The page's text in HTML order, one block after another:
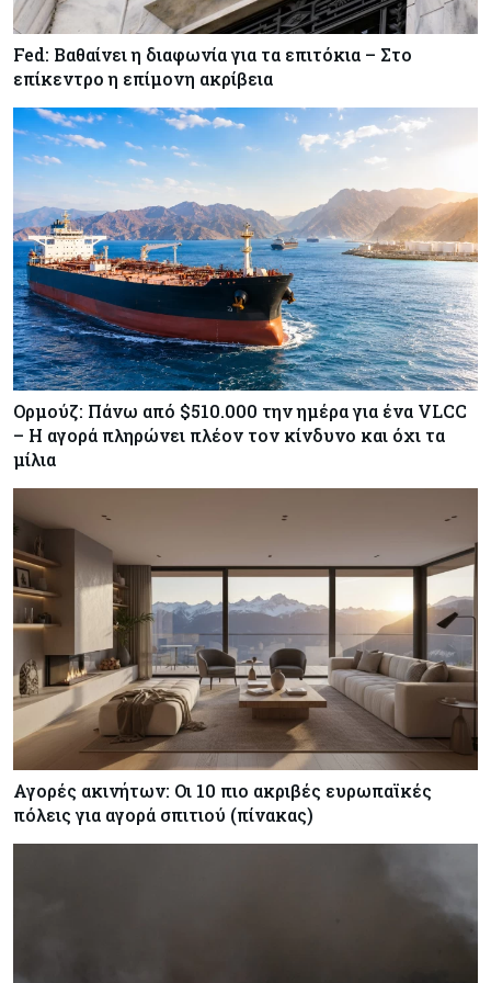
Κόσμος 07-08-2026
ΕΚΤ: Αιφνιδιάστηκε από την πώληση ευρώ από
τις ΗΠΑ
Κύπρος
Χορηγία €10.000 για υποτροφίες σε φοιτητές του
ΤΕΠΑΚ
Fed: Βαθαίνει η διαφωνία για τα επιτόκια – Στο
επίκεντρο η επίμονη ακρίβεια
Ορμούζ: Πάνω από $510.000 την ημέρα για ένα VLCC
– Η αγορά πληρώνει πλέον τον κίνδυνο και όχι τα
μίλια
Αγορές ακινήτων: Οι 10 πιο ακριβές ευρωπαϊκές
πόλεις για αγορά σπιτιού (πίνακας)